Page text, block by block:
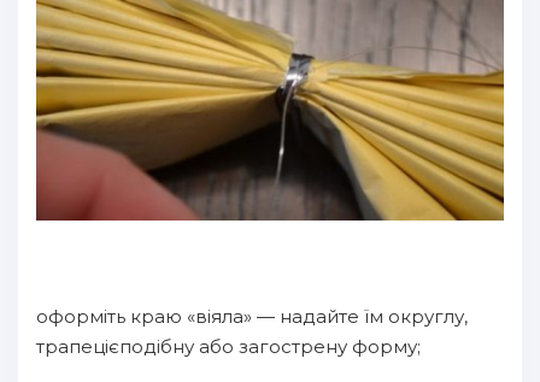
оформіть краю «віяла» — надайте їм округлу,
трапецієподібну або загострену форму;